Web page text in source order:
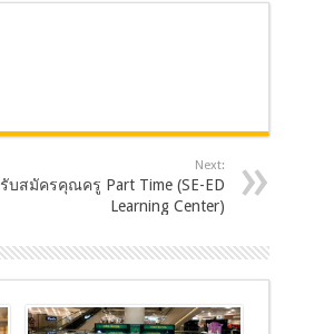
Next:
รับสมัครคุณครู Part Time (SE-ED
Learning Center)